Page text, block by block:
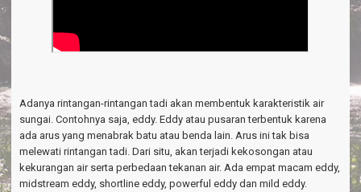
Adanya rintangan-rintangan tadi akan membentuk karakteristik air
sungai. Contohnya saja, eddy. Eddy atau pusaran terbentuk karena
ada arus yang menabrak batu atau benda lain. Arus ini tak bisa
melewati rintangan tadi. Dari situ, akan terjadi kekosongan atau
kekurangan air serta perbedaan tekanan air. Ada empat macam eddy,
midstream eddy, shortline eddy, powerful eddy dan mild eddy.